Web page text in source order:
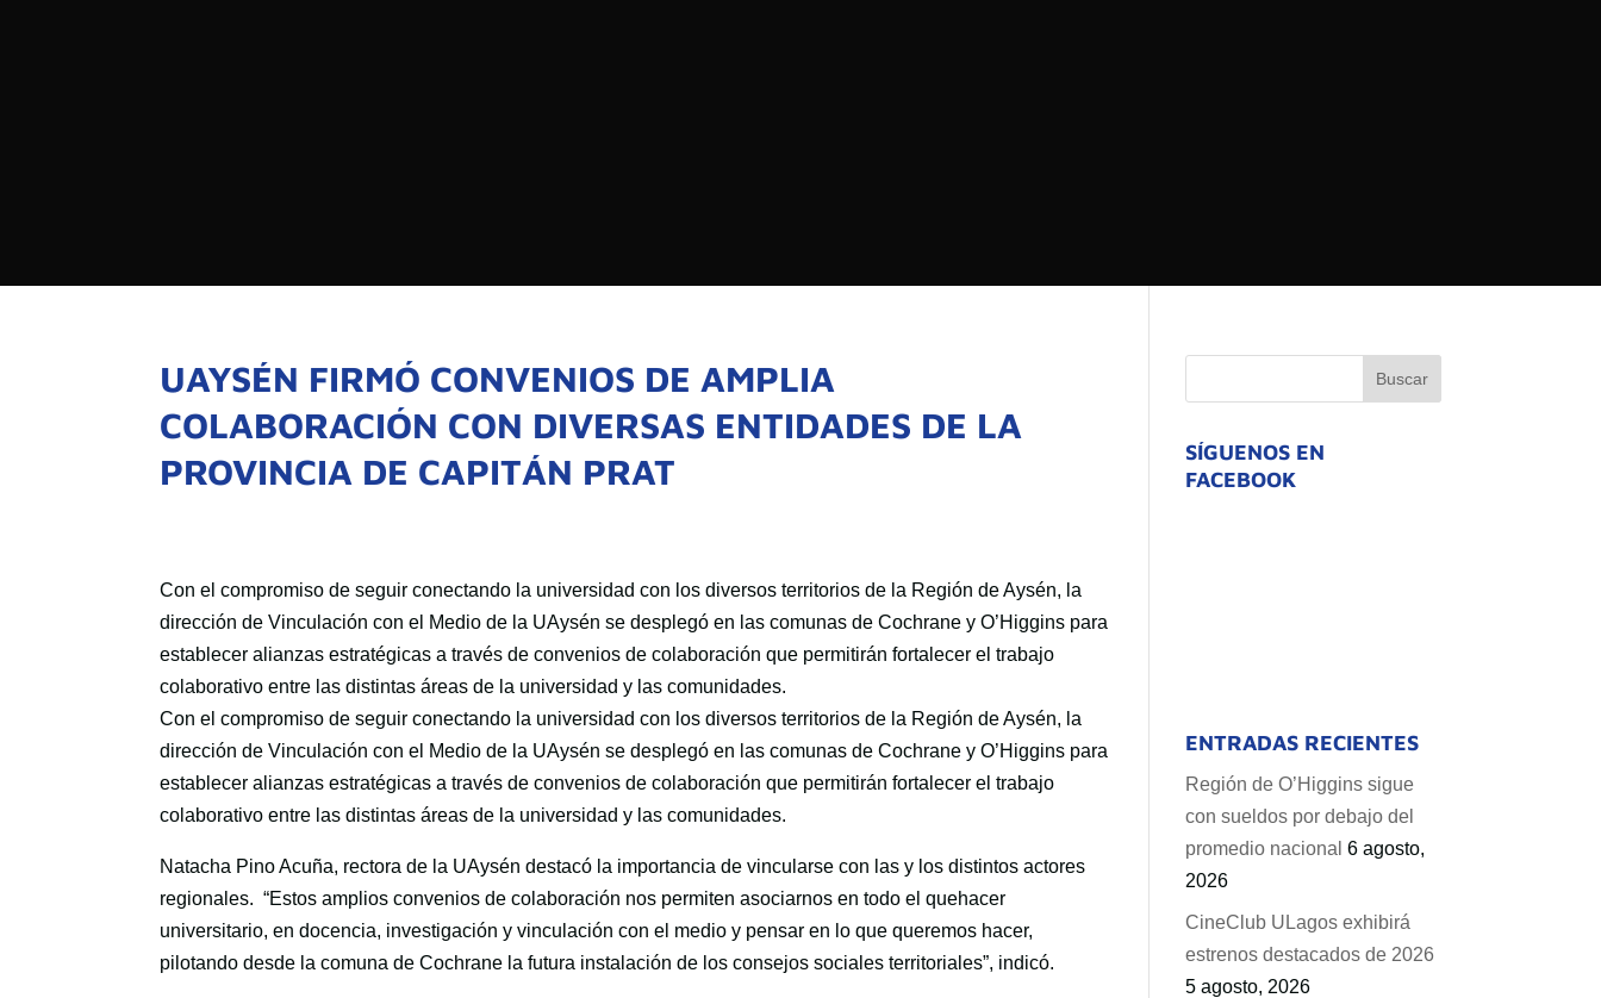
VISIÓN
UAYSÉN FIRMÓ CONVENIOS DE AMPLIA
COLABORACIÓN CON DIVERSAS ENTIDADES DE LA
PROVINCIA DE CAPITÁN PRAT
Con el compromiso de seguir conectando la universidad con los diversos territorios de la Región de Aysén, la
dirección de Vinculación con el Medio de la UAysén se desplegó en las comunas de Cochrane y O’Higgins para
establecer alianzas estratégicas a través de convenios de colaboración que permitirán fortalecer el trabajo
colaborativo entre las distintas áreas de la universidad y las comunidades.
Con el compromiso de seguir conectando la universidad con los diversos territorios de la Región de Aysén, la
dirección de Vinculación con el Medio de la UAysén se desplegó en las comunas de Cochrane y O’Higgins para
establecer alianzas estratégicas a través de convenios de colaboración que permitirán fortalecer el trabajo
colaborativo entre las distintas áreas de la universidad y las comunidades.
Natacha Pino Acuña, rectora de la UAysén destacó la importancia de vincularse con las y los distintos actores
regionales. “Estos amplios convenios de colaboración nos permiten asociarnos en todo el quehacer
universitario, en docencia, investigación y vinculación con el medio y pensar en lo que queremos hacer,
pilotando desde la comuna de Cochrane la futura instalación de los consejos sociales territoriales”, indicó.
SÍGUENOS EN
FACEBOOK
ENTRADAS RECIENTES
Región de O’Higgins sigue
con sueldos por debajo del
promedio nacional 6 agosto,
2026
CineClub ULagos exhibirá
estrenos destacados de 2026
5 agosto, 2026